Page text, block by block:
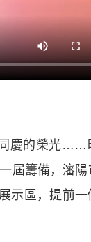
慶的榮光……
屆籌備，瀋陽
示區，提前一